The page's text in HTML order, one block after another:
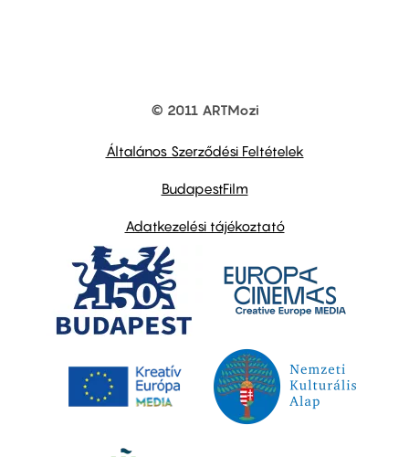
© 2011 ARTMozi
Általános Szerződési Feltételek
BudapestFilm
Adatkezelési tájékoztató